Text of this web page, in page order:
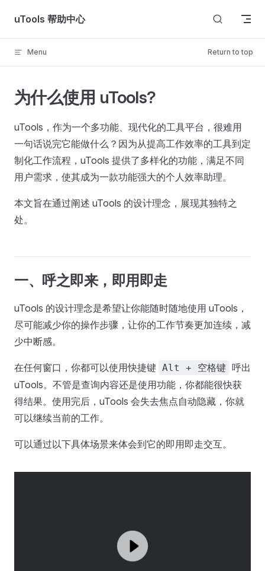
Skip to content
uTools 帮助中心
Menu Return to top
为什么使用 uTools?
uTools，作为一个多功能、现代化的工具平台，很难用
一句话说完它能做什么？因为从提高工作效率的工具到定
制化工作流程，uTools 提供了多样化的功能，满足不同
用户需求，使其成为一款功能强大的个人效率助理。
本文旨在通过阐述 uTools 的设计理念，展现其独特之
处。
一、呼之即来，即用即走
uTools 的设计理念是希望让你能随时随地使用 uTools，
尽可能减少你的操作步骤，让你的工作节奏更加连续，减
少中断感。
在任何窗口，你都可以使用快捷键 Alt + 空格键 呼出
uTools。不管是查询内容还是使用功能，你都能很快获
得结果。使用完后，uTools 会失去焦点自动隐藏，你就
可以继续当前的工作。
可以通过以下具体场景来体会到它的即用即走交互。